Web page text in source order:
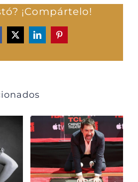
¡Compártelo!
X LinkedInPinterest